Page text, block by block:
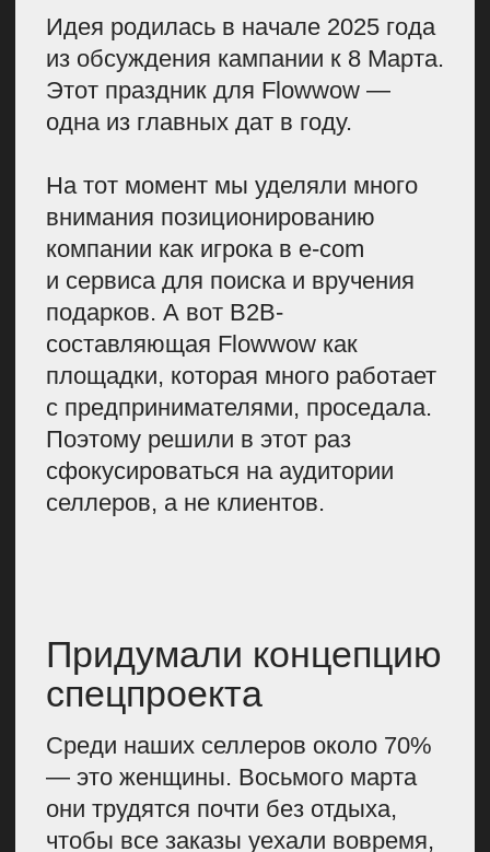
B2B-маркетинг;
социальные проекты;
SMM;
креатив;
контент;
мобильный маркетинг.
Для работы над спецпроектом
мы всегда создаем рабочую группу
и выделяем главного
ответственного, который должен
быть в курсе всего: бюджета,
подрядчиков, проблем отдельных
членов группы. В этот раз такой
Провели
исследования
Начать работу мы решили
с анализа, чтобы лучше понять,
какие есть проблемы в женском
предпринимательстве. Для
проведения исследований